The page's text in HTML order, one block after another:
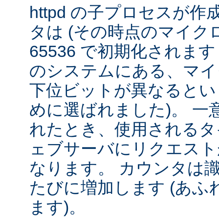
httpd の子プロセスが作
タは (その時点のマイク
65536 で初期化されま
のシステムにある、マ
下位ビットが異なると
めに選ばれました)。 一
れたとき、使用される
ェブサーバにリクエス
なります。 カウンタは
たびに増加します (あふ
ます)。